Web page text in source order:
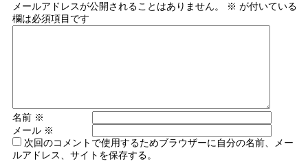
メールアドレスが公開されることはありません。 ※ が付いている
欄は必須項目です
名前 ※
メール ※
次回のコメントで使用するためブラウザーに自分の名前、メー
ルアドレス、サイトを保存する。